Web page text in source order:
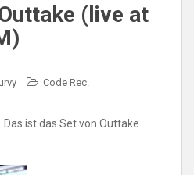
(live at
Code Rec.
ist das Set von Outtake